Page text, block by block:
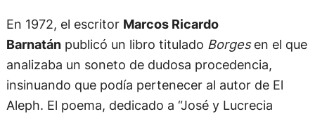
En 1972, el escritor Marcos Ricardo
Barnatánpublicó un libro titulado Borgesen el que
analizaba un soneto de dudosa procedencia,
insinuando que podía pertenecer al autor de El
Aleph. El poema, dedicado a “José y Lucrecia